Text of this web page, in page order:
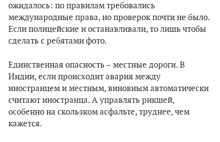
ожидалось: по правилам требовались
международные права, но проверок почти не было.
Если полицейские и останавливали, то лишь чтобы
сделать с ребятами фото.
Единственная опасность – местные дороги. В
Индии, если происходит авария между
иностранцем и местным, виновным автоматически
считают иностранца. А управлять рикшей,
особенно на скользком асфальте, труднее, чем
кажется.